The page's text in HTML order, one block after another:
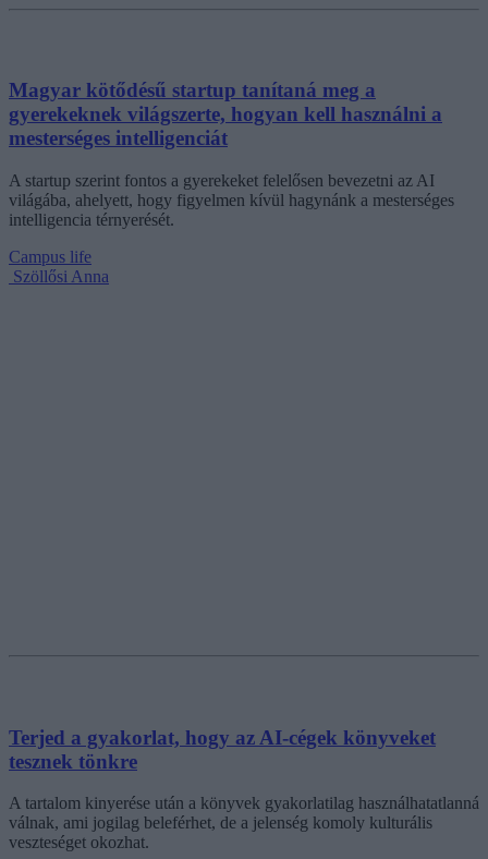
Magyar kötődésű startup tanítaná meg a
gyerekeknek világszerte, hogyan kell használni a
mesterséges intelligenciát
A startup szerint fontos a gyerekeket felelősen bevezetni az AI
világába, ahelyett, hogy figyelmen kívül hagynánk a mesterséges
intelligencia térnyerését.
Campus life
Szöllősi Anna
Terjed a gyakorlat, hogy az AI-cégek könyveket
tesznek tönkre
A tartalom kinyerése után a könyvek gyakorlatilag használhatatlanná
válnak, ami jogilag beleférhet, de a jelenség komoly kulturális
veszteséget okozhat.